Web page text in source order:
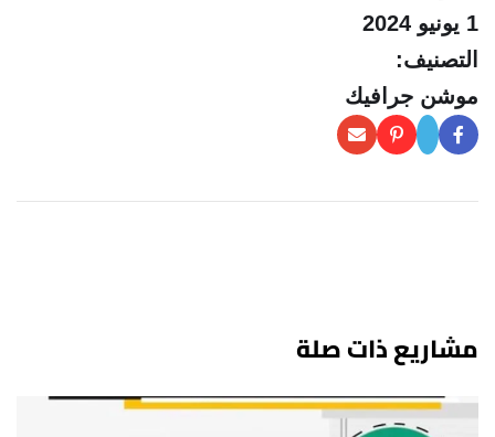
1 يونيو 2024
التصنيف:
موشن جرافيك
مشاريع ذات صلة